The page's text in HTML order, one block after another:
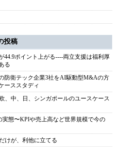
投稿
44.9ポイント上がる----両立支援は福利厚
る
防衛テック企業3社をAI駆動型M&Aの方
ーススタディ
、中、日、シンガポールのユースケース
実態〜KPIや売上高など世界規模で今の
けが、利他に立てる